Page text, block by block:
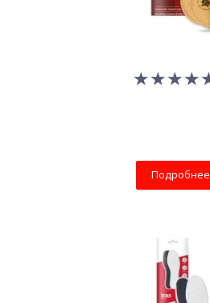
Подробнее